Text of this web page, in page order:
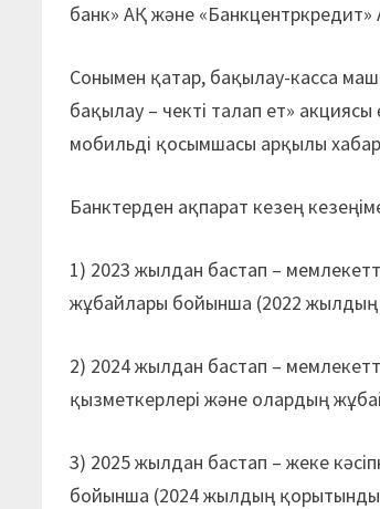
банк» АҚ және «Банкцентркредит»
Сонымен қатар, бақылау-касса
бақылау – чекті талап ет»
мобильді қосымшасы арқылы
Банктерден ақпарат кезең
1) 2023 жылдан бастап –
жұбайлары бойынша (2022
2) 2024 жылдан бастап –
қызметкерлері және олардың
3) 2025 жылдан бастап – жеке
бойынша (2024 жылдың